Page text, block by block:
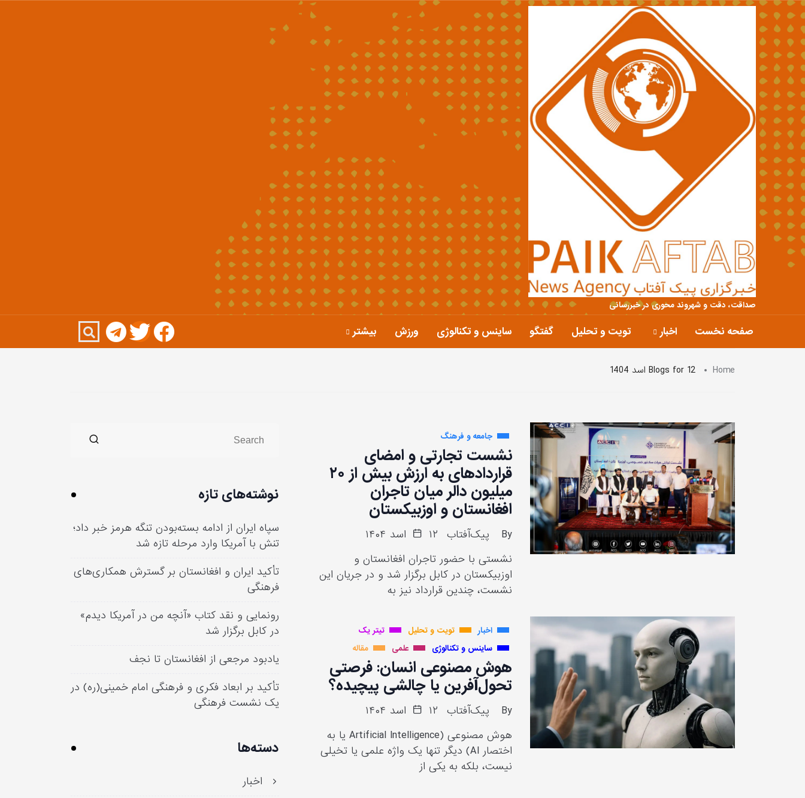
صداقت، دقت و شهروند محوری در خبررسانی
صفحه نخست اخبار تویت و تحلیل گفتگو ساینس و تکنالوژی ورزش بیشتر
Home Blogs for 12 اسد 1404
جامعه و فرهنگ
نشست تجارتی و امضای
قراردادهای به ارزش بیش از ۲۰
میلیون دالر میان تاجران
افغانستان و اوزبیکستان
By پیک‌آفتاب ۱۲ اسد ۱۴۰۴
نشستی با حضور تاجران افغانستان و
اوزبیکستان در کابل برگزار شد و در جریان این
نشست، چندین قرارداد نیز به
اخبار تویت و تحلیل
تیتر یک
ساینس و تکنالوژی
علمی مقاله
هوش مصنوعی انسان: فرصتی
تحول‌آفرین یا چالشی پیچیده؟
By پیک‌آفتاب ۱۲ اسد ۱۴۰۴
هوش مصنوعی (Artificial Intelligence یا به
اختصار AI) دیگر تنها یک واژه علمی یا تخیلی
نیست، بلکه به یکی از
نوشته‌های تازه
سپاه ایران از ادامه بسته‌بودن تنگه هرمز خبر داد؛
تنش با آمریکا وارد مرحله تازه شد
تأکید ایران و افغانستان بر گسترش همکاری‌های
فرهنگی
رونمایی و نقد کتاب «آنچه من در آمریکا دیدم»
در کابل برگزار شد
یادبود مرجعی از افغانستان تا نجف
تأکید بر ابعاد فکری و فرهنگی امام خمینی(ره) در
یک نشست فرهنگی
دسته‌ها
اخبار